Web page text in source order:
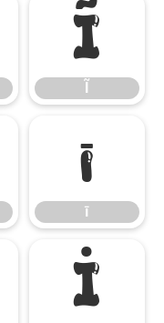
Ĩ
ī
ī
İ